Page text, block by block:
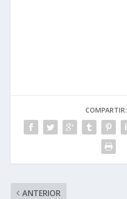
COMPARTIR:
ANTERIOR